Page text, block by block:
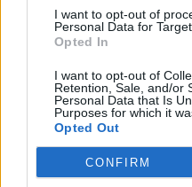
I want to opt-out of
Personal Data for
Opted In
I want to opt-out of
Retention, Sale, and/or
Personal Data that Is
Purposes for which it
Opted Out
CONFIRM
Koti & Asuminen
Some
YouTube
Instagram